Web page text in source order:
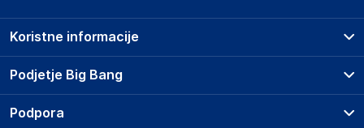
Podjetje Big Bang
O podjetju
Koristne informacije
Prodajna mesta
Storitve
Podpora